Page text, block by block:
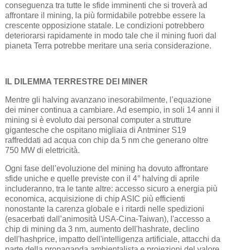
conseguenza tra tutte le sfide imminenti che si troverà ad
affrontare il mining, la più formidabile potrebbe essere la
crescente opposizione statale. Le condizioni potrebbero
deteriorarsi rapidamente in modo tale che il mining fuori dal
pianeta Terra potrebbe meritare una seria considerazione.
IL DILEMMA TERRESTRE DEI MINER
Mentre gli halving avanzano inesorabilmente, l’equazione
dei miner continua a cambiare. Ad esempio, in soli 14 anni il
mining si è evoluto dai personal computer a strutture
gigantesche che ospitano migliaia di Antminer S19
raffreddati ad acqua con chip da 5 nm che generano oltre
750 MW di elettricità.
Ogni fase dell’evoluzione del mining ha dovuto affrontare
sfide uniche e quelle previste con il 4° halving di aprile
includeranno, tra le tante altre: accesso sicuro a energia più
economica, acquisizione di chip ASIC più efficienti
nonostante la carenza globale e i ritardi nelle spedizioni
(esacerbati dall’animosità USA-Cina-Taiwan), l'accesso a
chip di mining da 3 nm, aumento dell'hashrate, declino
dell'hashprice, impatto dell'intelligenza artificiale, attacchi da